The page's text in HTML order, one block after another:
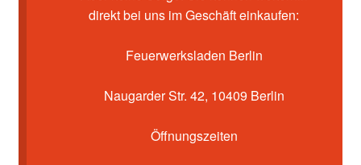
direkt bei uns im Geschäft einkaufen:
Feuerwerksladen Berlin
Naugarder Str. 42, 10409 Berlin
Öffnungszeiten